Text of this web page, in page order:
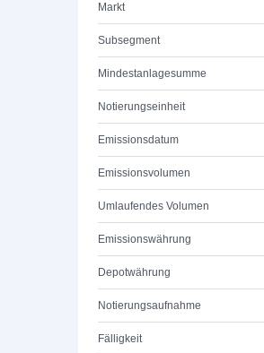
Markt
Subsegment
Mindestanlagesumme
Notierungseinheit
Emissionsdatum
Emissionsvolumen
Umlaufendes Volumen
Emissionswährung
Depotwährung
Notierungsaufnahme
Fälligkeit